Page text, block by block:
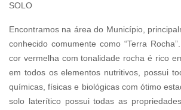
SOLO
Encontramos na área do Município,
conhecido comumente como “Terra
cor vermelha com tonalidade rocha é rico
em todos os elementos nutritivos, possui
químicas, físicas e biológicas com ótimo
solo laterítico possui todas as